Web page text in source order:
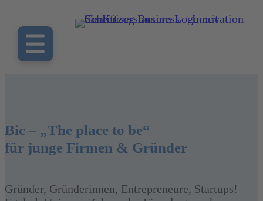
Bic – „The place to be“
für junge Firmen & Gründer
Gründer, Gründerinnen, Entrepreneure, Startups!